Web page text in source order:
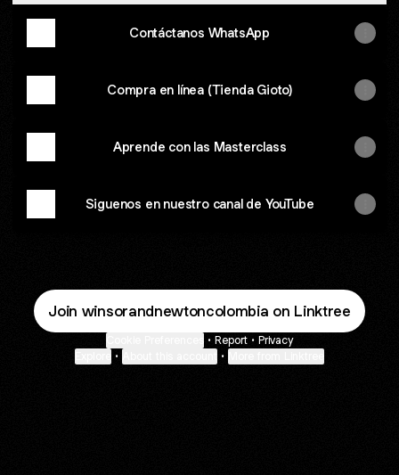
Contáctanos WhatsApp
Compra en línea (Tienda Gioto)
Aprende con las Masterclass
Siguenos en nuestro canal de YouTube
Join winsorandnewtoncolombia on Linktree
• Report • Privacy
• •